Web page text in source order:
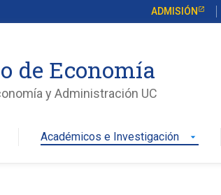
ADMISIÓN
de Economía
y Administración UC
Académicos e Investigación arrow_drop_down